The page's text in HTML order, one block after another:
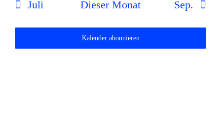
Juli Dieser Monat Sep.
Kalender abonnieren